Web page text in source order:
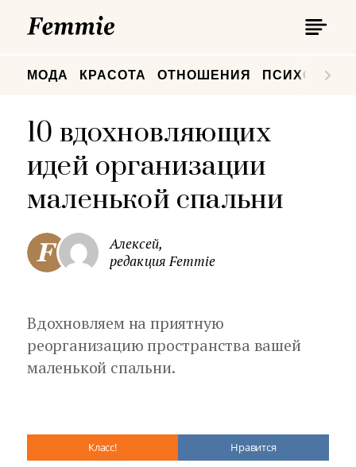
МОДА КРАСОТА ОТНОШЕНИЯ
10 вдохновляющих
идей организации
маленькой спальни
Алексей,
редакция Femmie
Вдохновляем на приятную
реорганизацию пространства вашей
маленькой спальни.
Класс! Нравится